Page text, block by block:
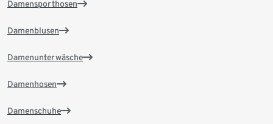
Damensporthosen
Damenblusen
Damenunterwäsche
Damenhosen
Damenschuhe